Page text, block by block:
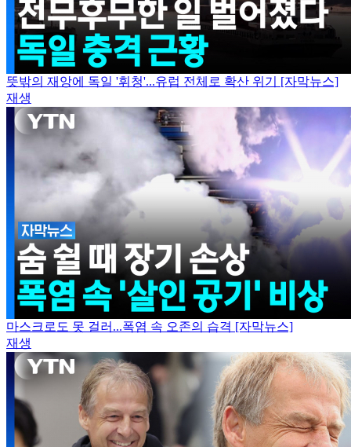
뜻밖의 재앙에 독일 '휘청'...유럽 전체로 확산 위기 [자막뉴스]
재생
마스크로도 못 걸러...폭염 속 오존의 습격 [자막뉴스]
재생